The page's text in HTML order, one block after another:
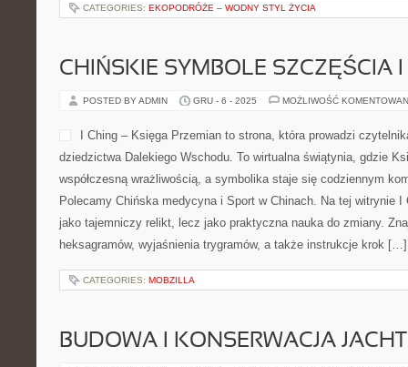
CATEGORIES: EKOPODRÓŻE – WODNY STYL ŻYCIA
CHIŃSKIE SYMBOLE SZCZĘŚCIA
POSTED BY ADMIN GRU - 6 - 2025 MOŻLIWOŚĆ
I Ching – Księga Przemian to strona, która prowadzi
dziedzictwa Dalekiego Wschodu. To wirtualna świątynia, gdzie
współczesną wrażliwością, a symbolika staje się codziennym
Polecamy Chińska medycyna i Sport w Chinach. Na tej witrynie
jako tajemniczy relikt, lecz jako praktyczna nauka do zmiany.
heksagramów, wyjaśnienia trygramów, a także instrukcje krok […]
CATEGORIES: MOBZILLA
BUDOWA I KONSERWACJA